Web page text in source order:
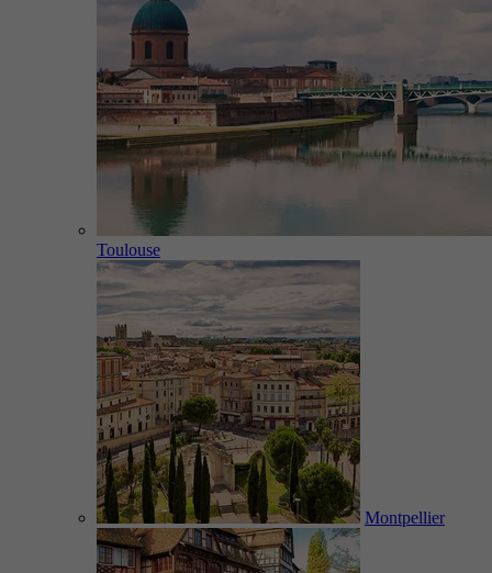
Toulouse
Montpellier